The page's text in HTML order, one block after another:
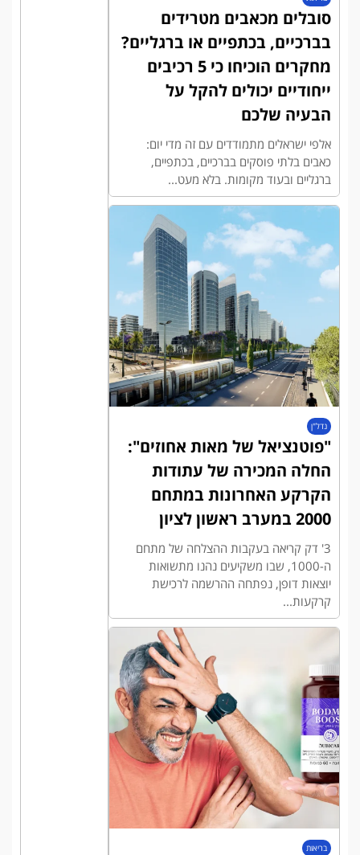
סובלים מכאבים מטרידים
בברכיים, בכתפיים או ברגליים?
מחקרים הוכיחו כי 5 רכיבים
ייחודיים יכולים להקל על
הבעיה שלכם
אלפי ישראלים מתמודדים עם זה מדי יום:
כאבים בלתי פוסקים בברכיים, בכתפיים,
ברגליים ובעוד מקומות. בלא מעט...
נדל"ן
"פוטנציאל של מאות אחוזים":
החלה המכירה של עתודות
הקרקע האחרונות במתחם
2000 במערב ראשון לציון
3' דק קריאה בעקבות ההצלחה של מתחם
ה-1000, שבו משקיעים נהנו מתשואות
יוצאות דופן, נפתחה ההרשמה לרכישת
קרקעות...
בריאות